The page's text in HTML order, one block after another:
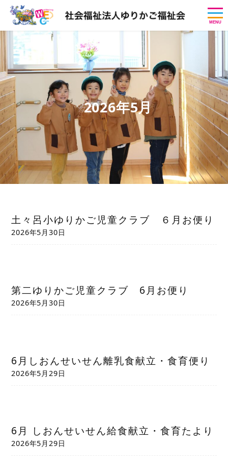
MENU
2026年5月
土々呂小ゆりかご児童クラブ ６月お便り
2026年5月30日
第二ゆりかご児童クラブ 6月お便り
2026年5月30日
6月しおんせいせん離乳食献立・食育便り
2026年5月29日
6月 しおんせいせん給食献立・食育たより
2026年5月29日